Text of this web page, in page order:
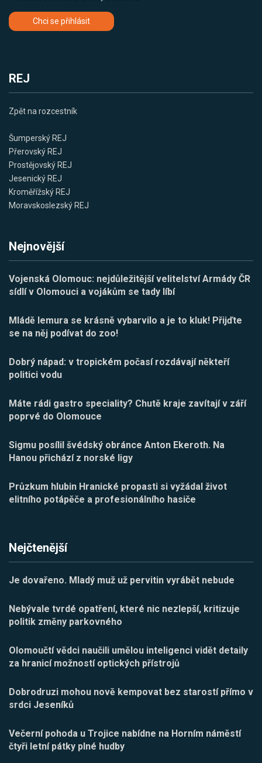
Chci se přihlásit
REJ
Zpět na rozcestník
Šumperský REJ
Přerovský REJ
Prostějovský REJ
Jesenický REJ
Kroměřížský REJ
Moravskoslezský REJ
Nejnovější
Vojenská Olomouc: nejdůležitější velitelství Armády ČR
sídlí v Olomouci a vojákům se tady líbí
Mládě lemura se krásně vybarvilo a je to kluk! Přijďte
se na něj podívat do zoo!
Dobrý nápad: v tropickém počasí rozdávají někteří
politici vodu
Máte rádi gastro speciality? Chutě kraje zavítají v září
poprvé do Olomouce
Sigmu posílil švédský obránce Anton Ekeroth. Na
Hanou přichází z norské ligy
Průzkum hlubin Hranické propasti si vyžádal život
elitního potápěče a profesionálního hasiče
Nejčtenější
Je dovařeno. Mladý muž už pervitin vyrábět nebude
Nebývale tvrdé opatření, které nic nezlepší, kritizuje
politik změny parkovného
Olomoučtí vědci naučili umělou inteligenci vidět detaily
za hranicí možností optických přístrojů
Dobrodruzi mohou nově kempovat bez starostí přímo v
srdci Jeseníků
Večerní pohoda u Trojice nabídne na Horním náměstí
čtyři letní pátky plné hudby